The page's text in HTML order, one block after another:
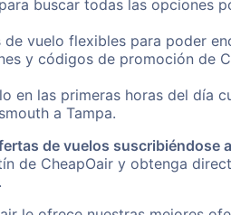
buscar todas las opciones
de vuelo flexibles para poder
y códigos de promoción de
en las primeras horas del día
a Tampa.
de vuelos suscribiéndose
de CheapOair y obtenga